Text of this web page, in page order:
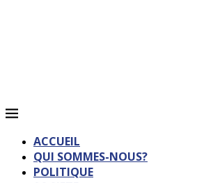
ACCUEIL
QUI SOMMES-NOUS?
POLITIQUE